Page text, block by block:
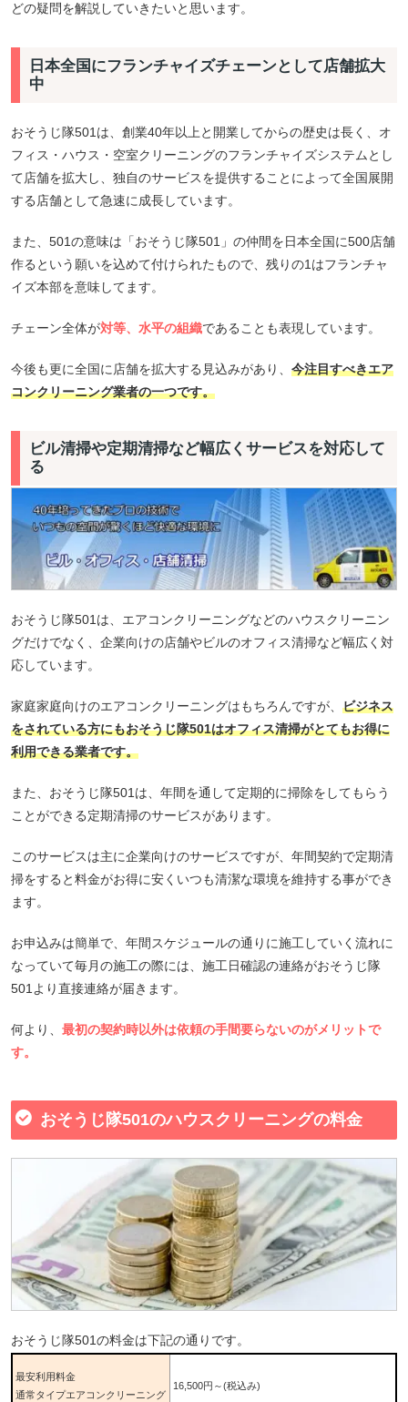
どの疑問を解説していきたいと思います。
日本全国にフランチャイズチェーンとして店舗拡大
中
おそうじ隊501は、創業40年以上と開業してからの歴史は長く、オ
フィス・ハウス・空室クリーニングのフランチャイズシステムとし
て店舗を拡大し、独自のサービスを提供することによって全国展開
する店舗として急速に成長しています。
また、501の意味は「おそうじ隊501」の仲間を日本全国に500店舗
作るという願いを込めて付けられたもので、残りの1はフランチャ
イズ本部を意味してます。
チェーン全体が対等、水平の組織であることも表現しています。
今後も更に全国に店舗を拡大する見込みがあり、 今注目すべきエア
コンクリーニング業者の一つです。
ビル清掃や定期清掃など幅広くサービスを対応して
る
おそうじ隊501は、エアコンクリーニングなどのハウスクリーニン
グだけでなく、企業向けの店舗やビルのオフィス清掃など幅広く対
応しています。
家庭家庭向けのエアコンクリーニングはもちろんですが、 ビジネス
をされている方にもおそうじ隊501はオフィス清掃がとてもお得に
利用できる業者です。
また、おそうじ隊501は、年間を通して定期的に掃除をしてもらう
ことができる定期清掃のサービスがあります。
このサービスは主に企業向けのサービスですが、年間契約で定期清
掃をすると料金がお得に安くいつも清潔な環境を維持する事ができ
ます。
お申込みは簡単で、年間スケジュールの通りに施工していく流れに
なっていて毎月の施工の際には、施工日確認の連絡がおそうじ隊
501より直接連絡が届きます。
何より、 最初の契約時以外は依頼の手間要らないのがメリットで
す。
おそうじ隊501のハウスクリーニングの料金
おそうじ隊501の料金は下記の通りです。
最安利用料金
通常タイプエアコンクリーニング
16,500円～(税込み)